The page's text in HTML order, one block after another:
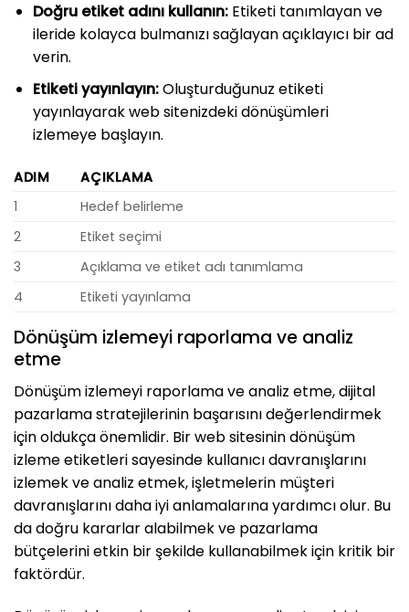
Doğru etiket adını kullanın:Etiketi tanımlayan ve
ileride kolayca bulmanızı sağlayan açıklayıcı bir ad
verin.
Etiketi yayınlayın:Oluşturduğunuz etiketi
yayınlayarak web sitenizdeki dönüşümleri
izlemeye başlayın.
ADIM
AÇIKLAMA
1
Hedef belirleme
2
Etiket seçimi
3
Açıklama ve etiket adı tanımlama
4
Etiketi yayınlama
Dönüşüm izlemeyi raporlama ve analiz
etme
Dönüşüm izlemeyi raporlama ve analiz etme, dijital
pazarlama stratejilerinin başarısını değerlendirmek
için oldukça önemlidir. Bir web sitesinin dönüşüm
izleme etiketleri sayesinde kullanıcı davranışlarını
izlemek ve analiz etmek, işletmelerin müşteri
davranışlarını daha iyi anlamalarına yardımcı olur. Bu
da doğru kararlar alabilmek ve pazarlama
bütçelerini etkin bir şekilde kullanabilmek için kritik bir
faktördür.